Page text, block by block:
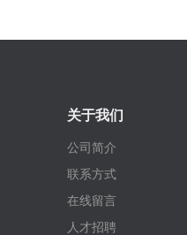
关于我们
公司简介
联系方式
在线留言
人才招聘